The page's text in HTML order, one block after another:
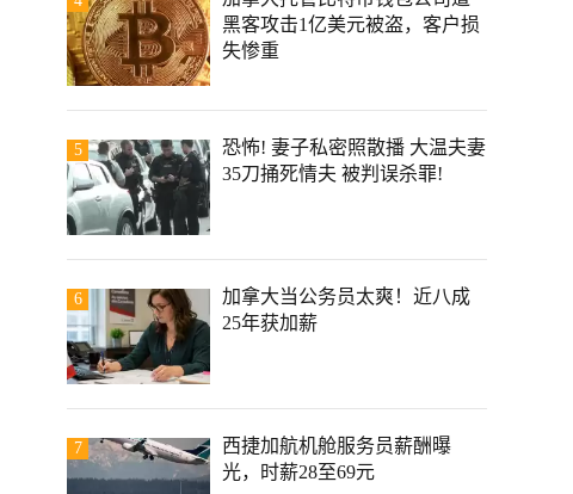
黑客攻击1亿美元被盗，客户损
失惨重
5
恐怖! 妻子私密照散播 大温夫妻
35刀捅死情夫 被判误杀罪!
6
加拿大当公务员太爽！近八成
25年获加薪
7
西捷加航机舱服务员薪酬曝
光，时薪28至69元